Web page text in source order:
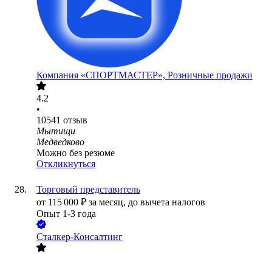
Компания «СПОРТМАСТЕР», Розничные продажи
4.2
•
10541 отзыв
Мытищи
Медведково
Можно без резюме
Откликнуться
Торговый представитель
от 115 000 ₽ за месяц, до вычета налогов
Опыт 1-3 года
Сталкер-Консалтинг